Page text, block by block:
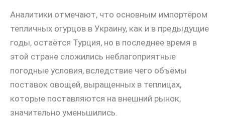
Аналитики отмечают, что основным импортёром
тепличных огурцов в Украину, как и в предыдущие
годы, остаётся Турция, но в последнее время в
этой стране сложились неблагоприятные
погодные условия, вследствие чего объёмы
поставок овощей, выращенных в теплицах,
которые поставляются на внешний рынок,
значительно уменьшились.